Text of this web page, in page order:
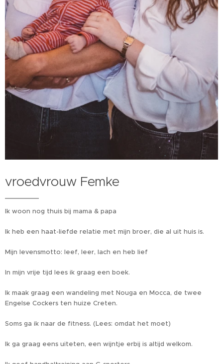
vroedvrouw Femke
Ik woon nog thuis bij mama & papa
Ik heb een haat-liefde relatie met mijn broer, die al uit huis is.
Mijn levensmotto: leef, leer, lach en heb lief ♥
In mijn vrije tijd lees ik graag een boek.
Ik maak graag een wandeling met Nouga en Mocca, de twee
Engelse Cockers ten huize Creten.
Soms ga ik naar de fitness. (Lees: omdat het moet)
Ik ga graag eens uiteten, een wijntje erbij is altijd welkom.